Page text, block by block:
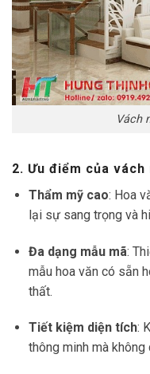
Vách
2. Ưu điểm của vách
Thẩm mỹ cao: Hoa
lại sự sang trọng và
Đa dạng mẫu mã:
mẫu hoa văn có sẵn
thất.
Tiết kiệm diện tích:
thông minh mà không